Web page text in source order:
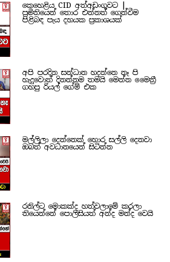
කෙහෙළිය CID අත්අඩංගුවට |
ප්‍රමිතියෙන් තොර එන්නත් ගෙන්වීම
පිළිබඳ පැය දහයක ප්‍රකාශයක්
අපි පරදින සන්ධාන හදන්නෙ නෑ පි
හැදුවොත් දිනන්නම තමයි මෙන්න මෛත්‍රී
ගහපු රියල් ගේම් එක
මල්ලිලා දෙන්නෙක් හොර සල්ලි දෙනවා
ඔබත් අවධානයෙන් සිටින්න
රනිල්ට මොකක්ද හත්වලාමේ කරලා
තියෙන්නේ පොලිසියත් අන්ද මන්ද වෙයි